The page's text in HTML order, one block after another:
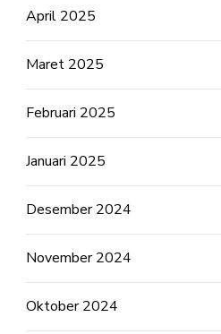
April 2025
Maret 2025
Februari 2025
Januari 2025
Desember 2024
November 2024
Oktober 2024